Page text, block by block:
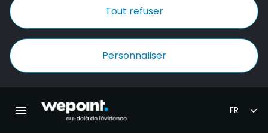
Tout refuser
Personnaliser
Ouvrir la navigation principale